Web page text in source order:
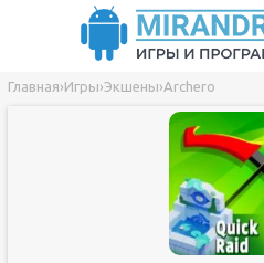
Главная›Игры›Экшены›Archero